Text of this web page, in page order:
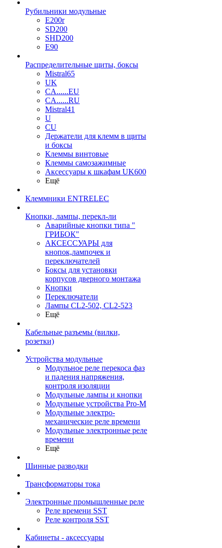
Рубильники модульные
E200r
SD200
SHD200
E90
Распределительные щиты, боксы
Mistral65
UK
CA......EU
CA......RU
Mistral41
U
CU
Держатели для клемм в щиты
и боксы
Клеммы винтовые
Клеммы самозажимные
Аксессуары к шкафам UK600
Ещё
Клеммники ENTRELEC
Кнопки, лампы, перекл-ли
Аварийные кнопки типа "
ГРИБОК"
АКСЕССУАРЫ для
кнопок,лампочек и
переключателей
Боксы для установки
корпусов дверного монтажа
Кнопки
Переключатели
Лампы CL2-502, CL2-523
Ещё
Кабельные разъемы (вилки,
розетки)
Устройства модульные
Модульное реле перекоса фаз
и падения напряжения,
контроля изоляции
Модульные лампы и кнопки
Модульные устройства Pro-M
Модульные электро-
механические реле времени
Модульные электронные реле
времени
Ещё
Шинные разводки
Трансформаторы тока
Электронные промышленные реле
Реле времени SST
Реле контроля SST
Кабинеты - аксессуары